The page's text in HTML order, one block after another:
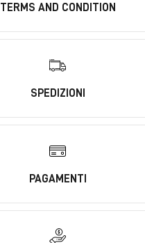
TERMS AND CONDITION
SPEDIZIONI
PAGAMENTI